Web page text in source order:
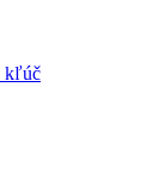
kľúč